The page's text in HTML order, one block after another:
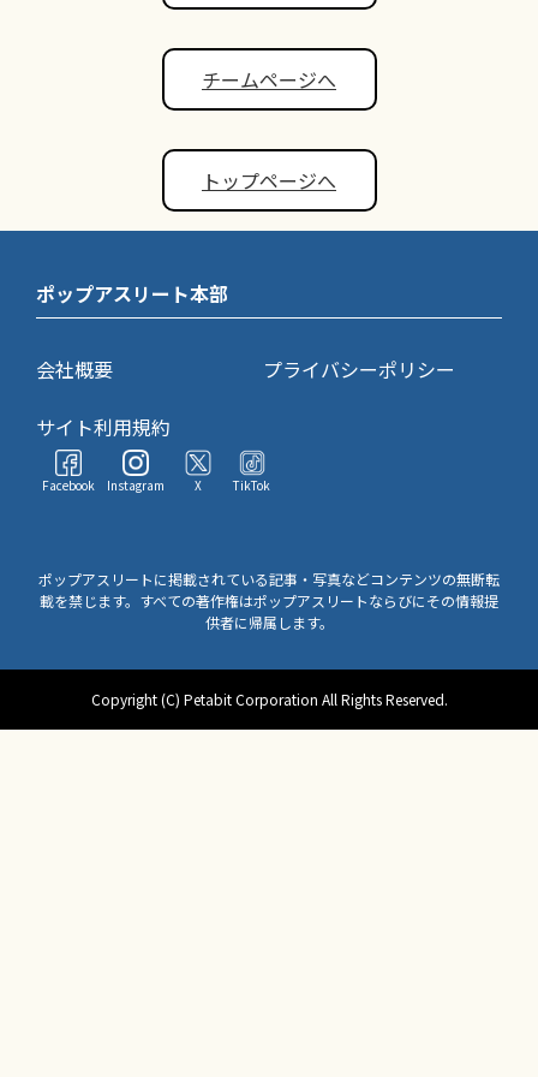
チームページへ
トップページへ
ポップアスリート本部
会社概要
プライバシーポリシー
サイト利用規約
Facebook Instagram X TikTok
ポップアスリートに掲載されている記事・写真などコンテンツの無断転
載を禁じます。すべての著作権はポップアスリートならびにその情報提
供者に帰属します。
Copyright (C) Petabit Corporation All Rights Reserved.